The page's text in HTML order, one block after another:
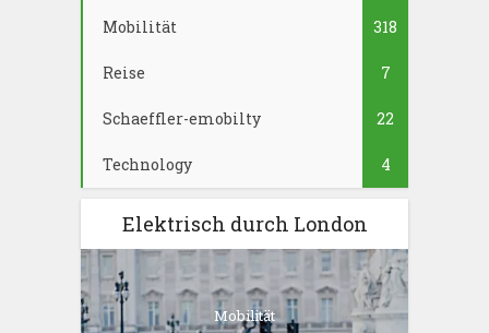
Mobilität 318
Reise 7
Schaeffler-emobilty 22
Technology 4
Elektrisch durch London
Mobilität